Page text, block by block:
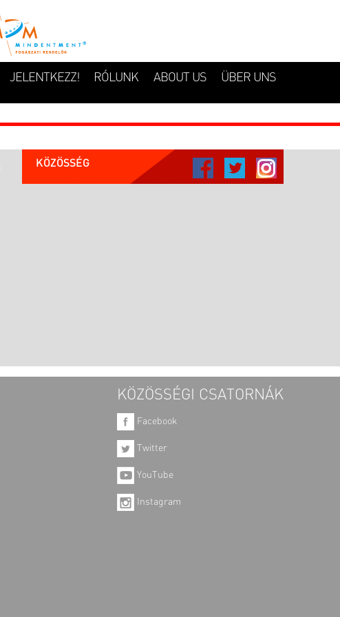
JELENTKEZZ! RÓLUNK ABOUT US ÜBER UNS
KÖZÖSSÉG
KÖZÖSSÉGI CSATORNÁK
Facebook
Twitter
YouTube
Instagram